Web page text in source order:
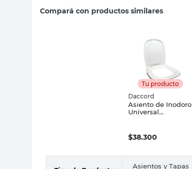
Compará con productos similares
Tu producto
Daccord
Asiento de Inodoro
Universal
Daccord
$38.300
Asientos y Tapas